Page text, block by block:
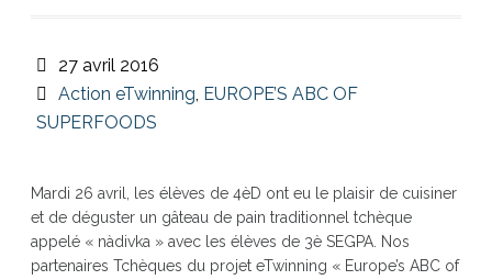
27 avril 2016
Action eTwinning, EUROPE’S ABC OF
SUPERFOODS
Mardi 26 avril, les élèves de 4èD ont eu le plaisir de cuisiner
et de déguster un gâteau de pain traditionnel tchèque
appelé « nàdivka » avec les élèves de 3è SEGPA. Nos
partenaires Tchèques du projet eTwinning « Europe’s ABC of